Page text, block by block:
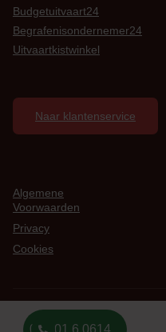
Overlijden Melden?
085 01 6 0614
Budgetuitvaart24
Begrafenisondernemer24
Uitvaartkistwinkel
Naar klantenservice
Algemene
Voorwaarden
Privacy
Cookies
© Copyright 2022